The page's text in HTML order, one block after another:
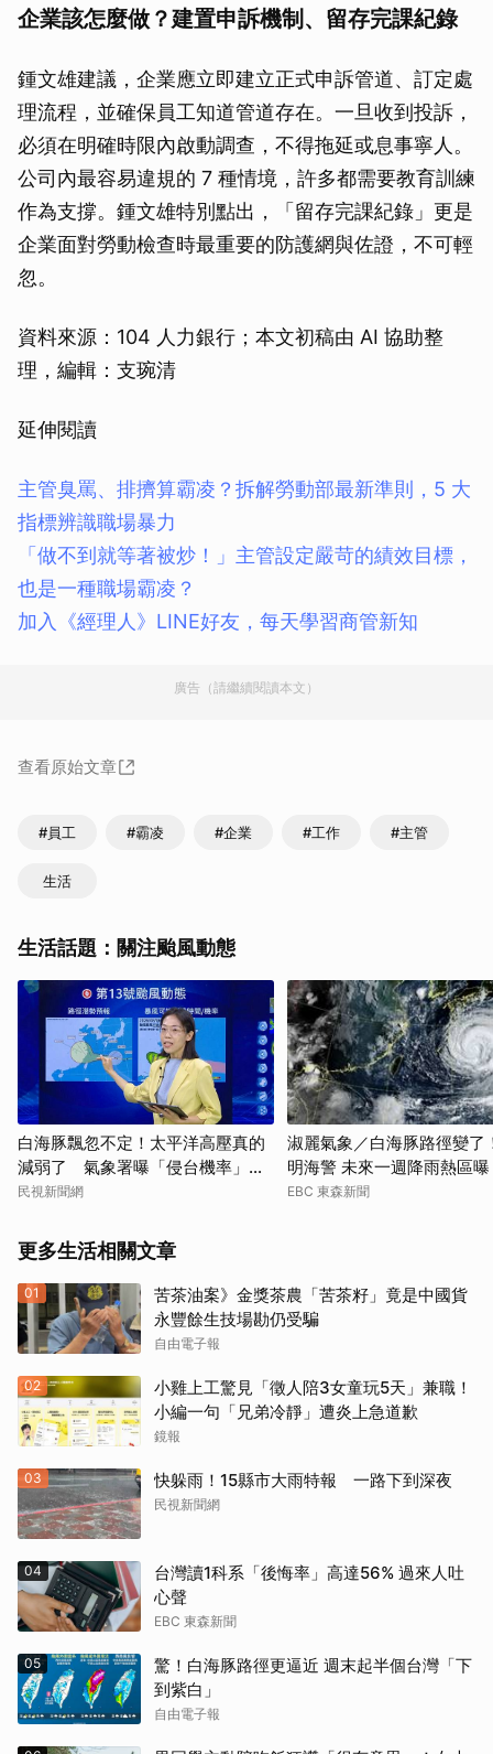
企業該怎麼做？建置申訴機制、留存完課紀錄
鍾文雄建議，企業應立即建立正式申訴管道、訂定處
理流程，並確保員工知道管道存在。一旦收到投訴，
必須在明確時限內啟動調查，不得拖延或息事寧人。
公司內最容易違規的 7 種情境，許多都需要教育訓練
作為支撐。鍾文雄特別點出，「留存完課紀錄」更是
企業面對勞動檢查時最重要的防護網與佐證，不可輕
忽。
資料來源：104 人力銀行；本文初稿由 AI 協助整
理，編輯：支琬清
延伸閱讀
主管臭罵、排擠算霸凌？拆解勞動部最新準則，5 大
指標辨識職場暴力
「做不到就等著被炒！」主管設定嚴苛的績效目標，
也是一種職場霸凌？
加入《經理人》LINE好友，每天學習商管新知
廣告（請繼續閱讀本文）
查看原始文章
#員工 #霸凌 #企業 #工作 #主管
生活
生活話題：關注颱風動態
白海豚飄忽不定！太平洋高壓真的
減弱了 氣象署曝「侵台機率」這
樣說
民視新聞網
淑麗氣象／白海豚路徑變了
明海警 未來一週降雨熱區曝
EBC 東森新聞
更多生活相關文章
01
苦茶油案》金獎茶農「苦茶籽」竟是中國貨
永豐餘生技場勘仍受騙
自由電子報
02
小雞上工驚見「徵人陪3女童玩5天」兼職！
小編一句「兄弟冷靜」遭炎上急道歉
鏡報
03 快躲雨！15縣市大雨特報 一路下到深夜
民視新聞網
04
台灣讀1科系「後悔率」高達56% 過來人吐
心聲
EBC 東森新聞
05
驚！白海豚路徑更逼近 週末起半個台灣「下
到紫白」
自由電子報